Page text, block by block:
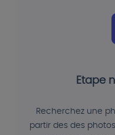
Etape
Recherchez une
partir des des